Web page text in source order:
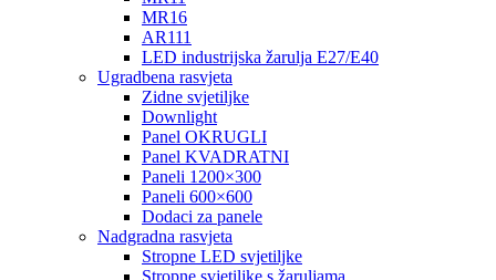
MR16
AR111
LED industrijska žarulja E27/E40
Ugradbena rasvjeta
Zidne svjetiljke
Downlight
Panel OKRUGLI
Panel KVADRATNI
Paneli 1200×300
Paneli 600×600
Dodaci za panele
Nadgradna rasvjeta
Stropne LED svjetiljke
Stropne svjetiljke s žaruljama